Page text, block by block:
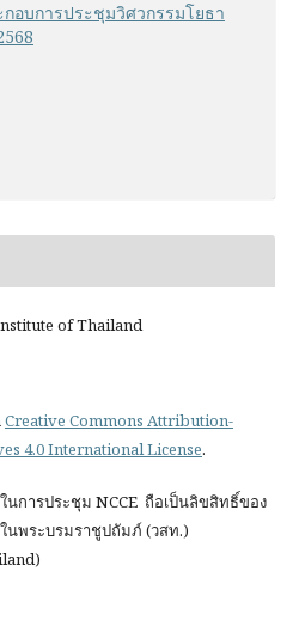
กอบการประชุมวิศวกรรมโยธา
of Thailand
Creative Commons Attribution-
4.0 International License.
การประชุม NCCE ถือเป็นลิขสิทธิ์ของ
นพระบรมราชูปถัมภ์ (วสท.)